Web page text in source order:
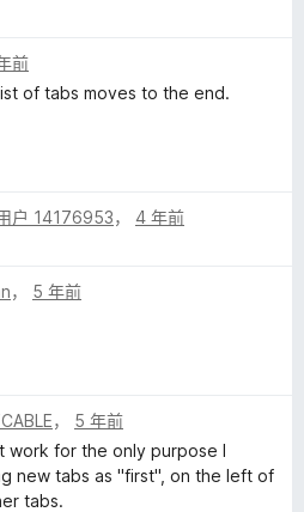
前
of tabs moves to the end.
户 14176953， 4 年前
， 5 年前
， 5 年前
work for the only purpose I
new tabs as "first", on the left of
tabs.